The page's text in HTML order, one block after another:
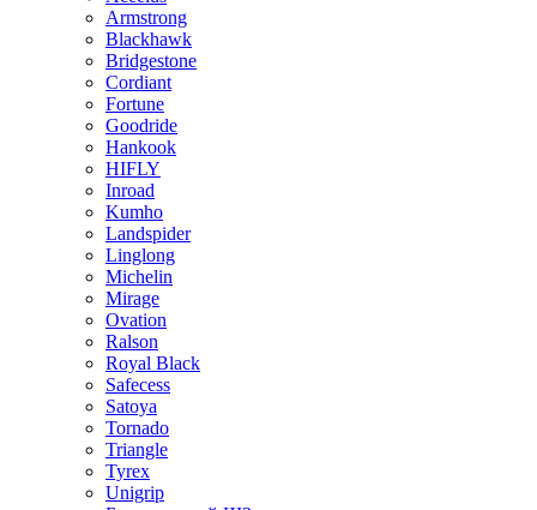
Armstrong
Blackhawk
Bridgestone
Cordiant
Fortune
Goodride
Hankook
HIFLY
Inroad
Kumho
Landspider
Linglong
Michelin
Mirage
Ovation
Ralson
Royal Black
Safecess
Satoya
Tornado
Triangle
Tyrex
Unigrip